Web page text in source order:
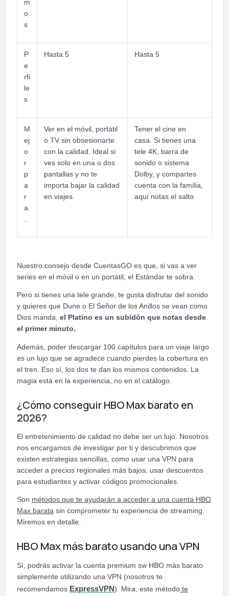
m
o
s
P
e
rfi
le
s
Hasta 5 Hasta 5
M
ej
o
r
p
a
r
a.
Ver en el móvil, portátil
o TV sin obsesionarte
con la calidad. Ideal si
ves solo en una o dos
pantallas y no te
importa bajar la calidad
en viajes.
Tener el cine en
casa. Si tienes una
tele 4K, barra de
sonido o sistema
Dolby, y compartes
cuenta con la familia,
aquí notas el salto.
Nuestro consejo desde CuentasGO es que, si vas a ver
series en el móvil o en un portátil, el Estándar te sobra.
Pero si tienes una tele grande, te gusta disfrutar del sonido
y quieres que Dune o El Señor de los Anillos se vean como
Dios manda, el Platino es un subidón que notas desde
el primer minuto.
Además, poder descargar 100 capítulos para un viaje largo
es un lujo que se agradece cuando pierdes la cobertura en
el tren. Eso sí, los dos te dan los mismos contenidos. La
magia está en la experiencia, no en el catálogo.
¿Cómo conseguir HBO Max barato en
2026?
El entretenimiento de calidad no debe ser un lujo. Nosotros
nos encargamos de investigar por ti y descubrimos que
existen estrategias sencillas, como usar una VPN para
acceder a precios regionales más bajos, usar descuentos
para estudiantes y activar códigos promocionales.
Son métodos que te ayudarán a acceder a una cuenta HBO
Max barata sin comprometer tu experiencia de streaming.
Miremos en detalle.
HBO Max más barato usando una VPN
Sí, podrás activar la cuenta premium sw HBO más barato
simplemente utilizando una VPN (nosotros te
recomendamos ExpressVPN). Mira, este método te